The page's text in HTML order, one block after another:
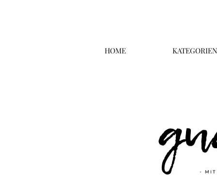
HOME KATEGORIEN